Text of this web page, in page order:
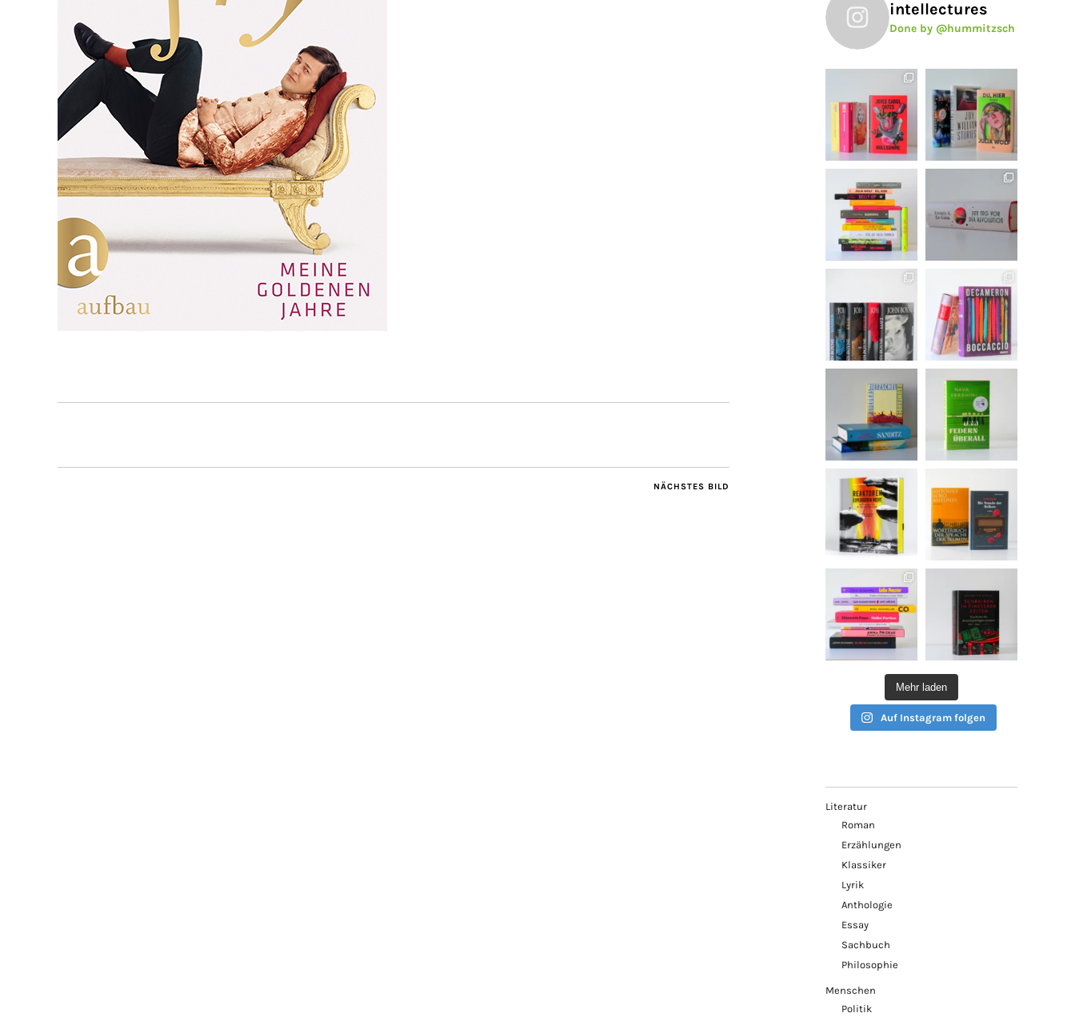
NÄCHSTES BILD
intellectures
Done by @hummitzsch
Mehr laden
Auf Instagram folgen
Literatur
Roman
Erzählungen
Klassiker
Lyrik
Anthologie
Essay
Sachbuch
Philosophie
Menschen
Politik